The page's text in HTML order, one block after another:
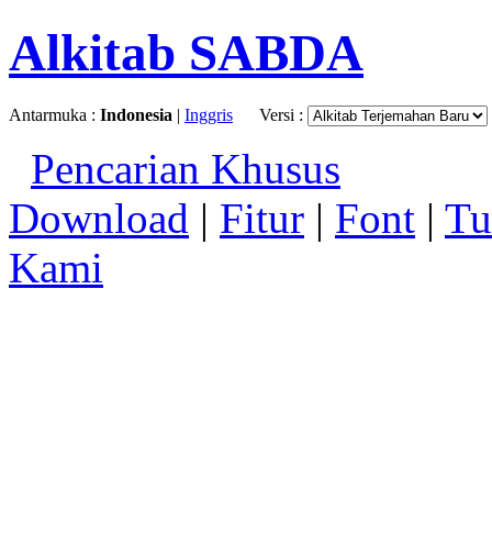
Alkitab SABDA
Antarmuka : Indonesia | Inggris Versi :
Pencarian Khusus
Download | Fitur | Font |
Kami